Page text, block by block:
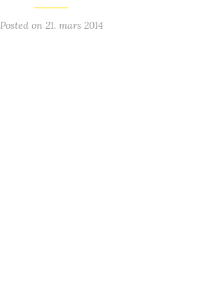
Posted on 21. mars 2014